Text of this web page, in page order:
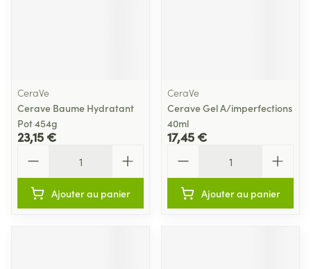
CeraVe
Cerave Baume Hydratant
Pot 454g
23,15 €
Ajouter au panier
CeraVe
Cerave Gel A/imperfections
40ml
17,45 €
Ajouter au panier